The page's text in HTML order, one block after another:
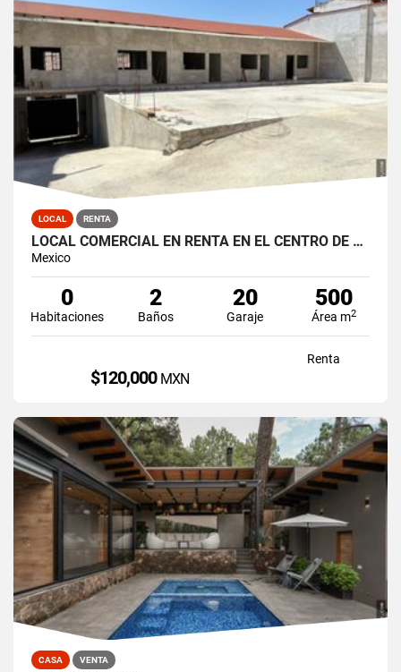
LOCAL RENTA
LOCAL COMERCIAL EN RENTA EN EL CENTRO DE VALLE DE BRAVO
Mexico
0
Habitaciones
2
Baños
20
Garaje
500
Área m2
Renta
$120,000 MXN
CASA VENTA